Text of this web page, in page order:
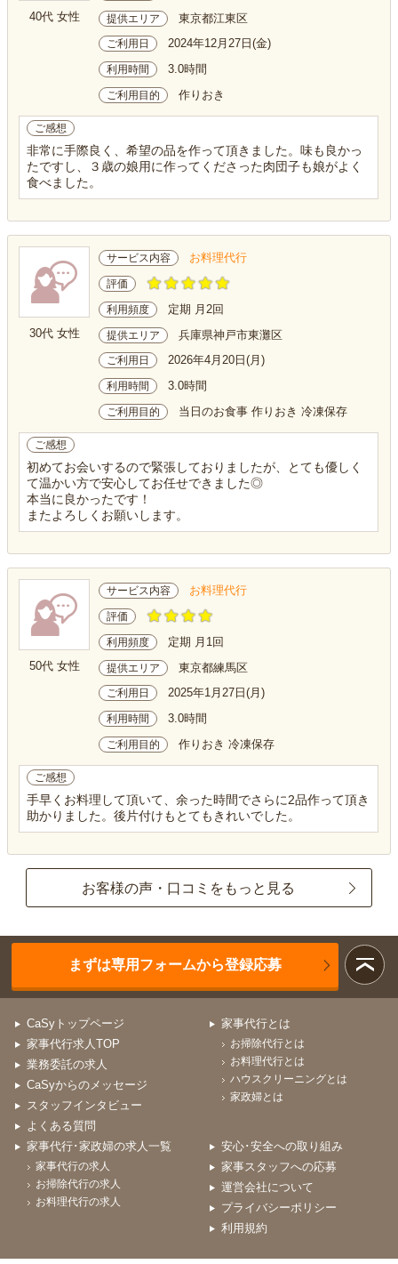
40代 女性 提供エリア 東京都江東区
ご利用日 2024年12月27日(金)
利用時間 3.0時間
ご利用目的 作りおき
ご感想
非常に手際良く、希望の品を作って頂きました。味も良かっ
たですし、３歳の娘用に作ってくださった肉団子も娘がよく
食べました。
30代 女性
サービス内容 お料理代行
評価
利用頻度 定期 月2回
提供エリア 兵庫県神戸市東灘区
ご利用日 2026年4月20日(月)
利用時間 3.0時間
ご利用目的 当日のお食事 作りおき 冷凍保存
ご感想
初めてお会いするので緊張しておりましたが、とても優しく
て温かい方で安心してお任せできました◎
本当に良かったです！
またよろしくお願いします。
50代 女性
サービス内容 お料理代行
評価
利用頻度 定期 月1回
提供エリア 東京都練馬区
ご利用日 2025年1月27日(月)
利用時間 3.0時間
ご利用目的 作りおき 冷凍保存
ご感想
手早くお料理して頂いて、余った時間でさらに2品作って頂き
助かりました。後片付けもとてもきれいでした。
お客様の声・口コミをもっと見る
まずは専用フォームから登録応募
CaSyトップページ
家事代行求人TOP
業務委託の求人
CaSyからのメッセージ
スタッフインタビュー
よくある質問
家事代行とは
お掃除代行とは
お料理代行とは
ハウスクリーニングとは
家政婦とは
家事代行･家政婦の求人一覧
家事代行の求人
お掃除代行の求人
お料理代行の求人
安心･安全への取り組み
家事スタッフへの応募
運営会社について
プライバシーポリシー
利用規約